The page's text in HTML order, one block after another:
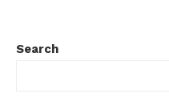
Search